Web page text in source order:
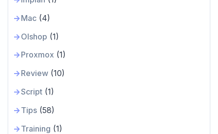
Mac(4)
Olshop (1)
Proxmox (1)
Review(10)
Script(1)
Tips(58)
Training (1)